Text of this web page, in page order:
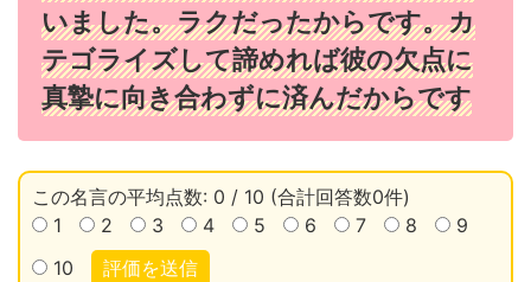
いました。ラクだったからです。カ
テゴライズして諦めれば彼の欠点に
真摯に向き合わずに済んだからです
この名言の平均点数: 0 / 10 (合計回答数0件)
1
2 3 4 5 6 7 8
9
10
評価を送信